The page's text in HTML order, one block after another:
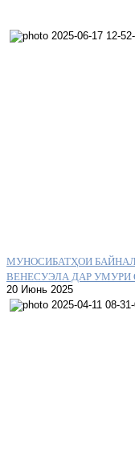
МУНОСИБАТҲОИ
ВЕНЕСУЭЛА ДАР
20 Июнь 2025